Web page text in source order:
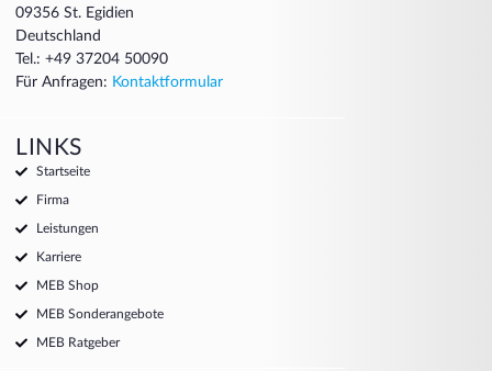
09356 St. Egidien
Deutschland
Tel.: +49 37204 50090
Für Anfragen: Kontaktformular
LINKS
Startseite
Firma
Leistungen
Karriere
MEB Shop
MEB Sonderangebote
MEB Ratgeber